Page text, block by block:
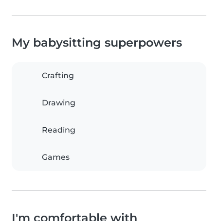
My babysitting superpowers
Crafting
Drawing
Reading
Games
I'm comfortable with